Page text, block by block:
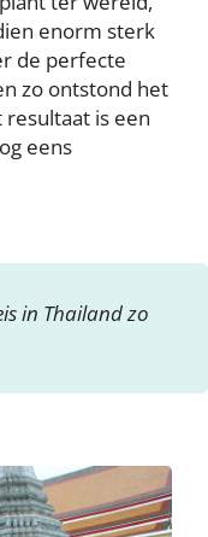
enorm sterk
de perfecte
zo ontstond het
is een
eens
in Thailand zo